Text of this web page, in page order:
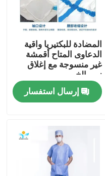
المضادة للبكتيريا واقية
الدعاوى المتاح أقمشة
غير منسوجة مع إغلاق
زيبر الخ
إرسال استفسار